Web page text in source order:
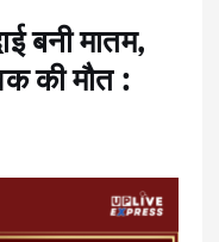
बनी मातम,
की मौत :